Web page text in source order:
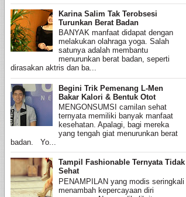
Karina Salim Tak Terobsesi
Turunkan Berat Badan
BANYAK manfaat didapat dengan
melakukan olahraga yoga. Salah
satunya adalah membantu
menurunkan berat badan, seperti
dirasakan aktris dan ba...
Begini Trik Pemenang L-Men
Bakar Kalori & Bentuk Otot
MENGONSUMSI camilan sehat
ternyata memiliki banyak manfaat
kesehatan. Apalagi, bagi mereka
yang tengah giat menurunkan berat
badan. Yo...
Tampil Fashionable Ternyata Tidak
Sehat
PENAMPILAN yang modis seringkali
menambah kepercayaan diri